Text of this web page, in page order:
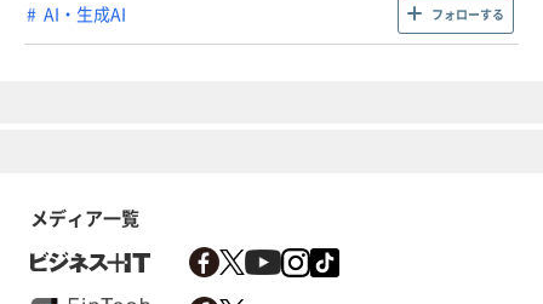
AI・生成AI フォローする
メディア一覧